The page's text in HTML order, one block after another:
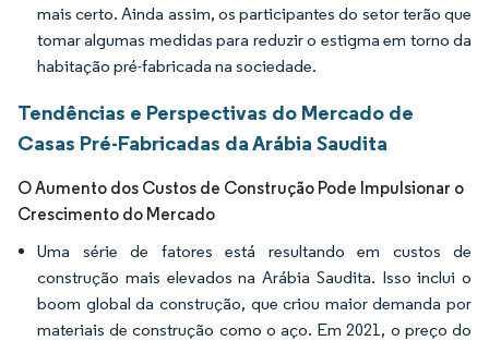
mais certo. Ainda assim, os participantes do setor terão que
tomar algumas medidas para reduzir o estigma em torno da
habitação pré-fabricada na sociedade.
Tendências e Perspectivas do Mercado de
Casas Pré-Fabricadas da Arábia Saudita
O Aumento dos Custos de Construção Pode Impulsionar o
Crescimento do Mercado
Uma série de fatores está resultando em custos de
construção mais elevados na Arábia Saudita. Isso inclui o
boom global da construção, que criou maior demanda por
materiais de construção como o aço. Em 2021, o preço do